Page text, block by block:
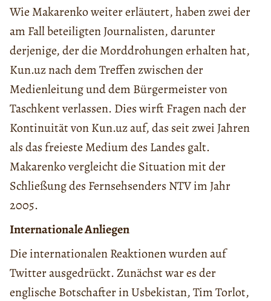
Wie Makarenko weiter erläutert, haben zwei der
am Fall beteiligten Journalisten, darunter
derjenige, der die Morddrohungen erhalten hat,
Kun.uz nach dem Treffen zwischen der
Medienleitung und dem Bürgermeister von
Taschkent verlassen. Dies wirft Fragen nach der
Kontinuität von Kun.uz auf, das seit zwei Jahren
als das freieste Medium des Landes galt.
Makarenko vergleicht die Situation mit der
Schließung des Fernsehsenders NTV im Jahr
2005.
Internationale Anliegen
Die internationalen Reaktionen wurden auf
Twitter ausgedrückt. Zunächst war es der
englische Botschafter in Usbekistan, Tim Torlot,